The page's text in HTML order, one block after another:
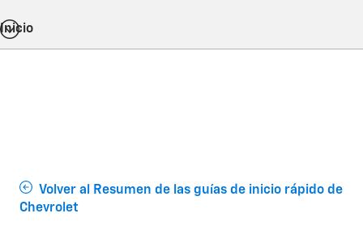
Inicio
Volver al Resumen de las guías de inicio rápido de
Chevrolet